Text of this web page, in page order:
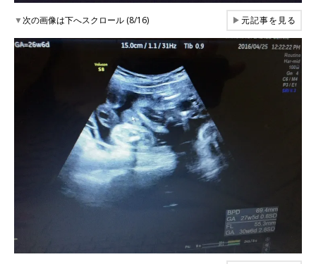
▼次の画像は下へスクロール (8/16) ▶元記事を見る